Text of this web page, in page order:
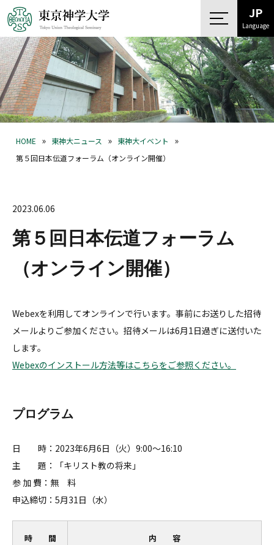
JP
Language
HOME » 東神大ニュース » 東神大イベント »
第５回日本伝道フォーラム（オンライン開催）
2023.06.06
第５回日本伝道フォーラム
（オンライン開催）
Webexを利用してオンラインで行います。事前にお送りした招待
メールよりご参加ください。招待メールは6月1日過ぎに送付いた
します。
Webexのインストール方法等はこちらをご参照ください。
プログラム
日 時：2023年6月6日（火）9:00～16:10
主 題：「キリスト教の将来」
参 加 費：無 料
申込締切：5月31日（水）
時 間 内 容